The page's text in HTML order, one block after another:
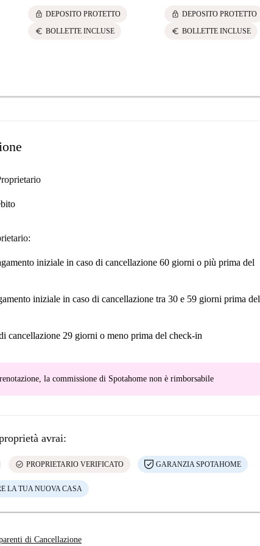
lock DEPOSITO PROTETTO
euro BOLLETTE INCLUSE
lock DEPOSITO PROTETTO
euro BOLLETTE INCLUSE
iniziale in caso di cancellazione 60 giorni o più prima del
iniziale in caso di cancellazione tra 30 e 59 giorni prima del
cancellazione 29 giorni o meno prima del check-in
la commissione di Spotahome non è rimborsabile
avrai:
check_circle PROPRIETARIO VERIFICATO GARANZIA SPOTAHOME
LA TUA NUOVA CASA
di Cancellazione